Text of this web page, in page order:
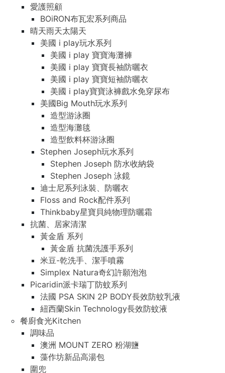
愛護照顧
BOiRON布瓦宏系列商品
晴天雨天太陽天
美國 i play玩水系列
美國 i play 寶寶海灘褲
美國 i play 寶寶長袖防曬衣
美國 i play 寶寶短袖防曬衣
美國 i play寶寶泳褲戲水免穿尿布
美國Big Mouth玩水系列
造型游泳圈
造型海灘毯
造型飲料杯游泳圈
Stephen Joseph玩水系列
Stephen Joseph 防水收納袋
Stephen Joseph 泳鏡
迪士尼系列泳裝、防曬衣
Floss and Rock配件系列
Thinkbaby星寶貝純物理防曬霜
抗菌、居家清潔
黃金盾 系列
黃金盾 抗菌洗護手系列
米豆-乾洗手、潔手噴霧
Simplex Natura奇幻許願泡泡
Picaridin派卡瑞丁防蚊系列
法國 PSA SKIN 2P BODY長效防蚊乳液
紐西蘭Skin Technology長效防蚊液
餐廚食光Kitchen
調味品
澳洲 MOUNT ZERO 粉湖鹽
藻作坊新品高湯包
圍兜